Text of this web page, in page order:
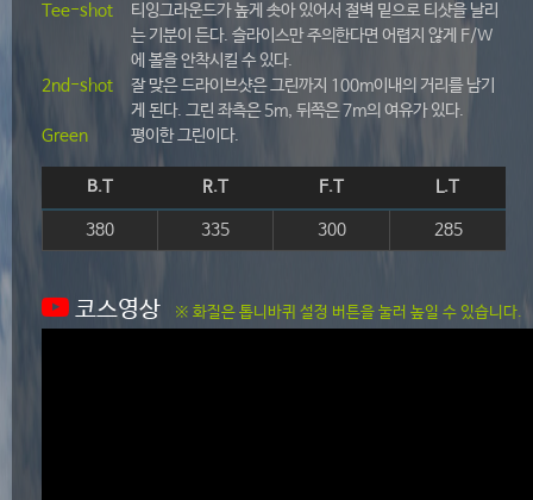
Tee-shot
티잉그라운드가 높게 솟아 있어서 절벽 밑으로 티샷을 날리
는 기분이 든다. 슬라이스만 주의한다면 어렵지 않게 F/W
에 볼을 안착시킬 수 있다.
2nd-shot
잘 맞은 드라이브샷은 그린까지 100m이내의 거리를 남기
게 된다. 그린 좌측은 5m, 뒤쪽은 7m의 여유가 있다.
Green
평이한 그린이다.
B.T R.T F.T L.T
380 335 300 285
코스영상 ※ 화질은 톱니바퀴 설정 버튼을 눌러 높일 수 있습니다.